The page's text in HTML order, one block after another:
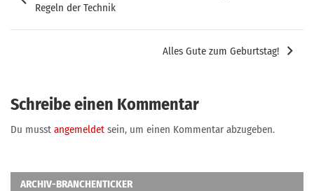
Regeln der Technik
Alles Gute zum Geburtstag!
Schreibe einen Kommentar
Du musst angemeldet sein, um einen Kommentar abzugeben.
ARCHIV-BRANCHENTICKER